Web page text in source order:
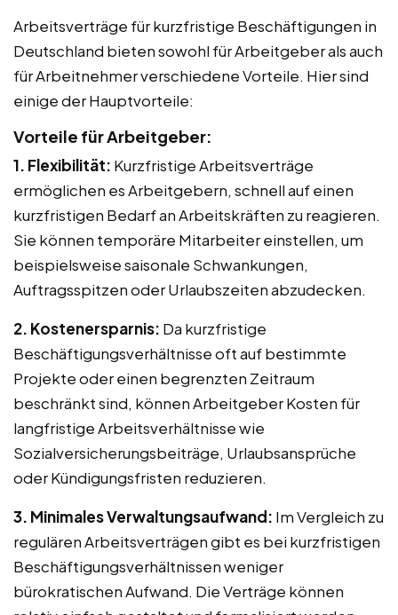
Arbeitsverträge für kurzfristige Beschäftigungen in
Deutschland bieten sowohl für Arbeitgeber als auch
für Arbeitnehmer verschiedene Vorteile. Hier sind
einige der Hauptvorteile:
Vorteile für Arbeitgeber:
1. Flexibilität: Kurzfristige Arbeitsverträge
ermöglichen es Arbeitgebern, schnell auf einen
kurzfristigen Bedarf an Arbeitskräften zu reagieren.
Sie können temporäre Mitarbeiter einstellen, um
beispielsweise saisonale Schwankungen,
Auftragsspitzen oder Urlaubszeiten abzudecken.
2. Kostenersparnis: Da kurzfristige
Beschäftigungsverhältnisse oft auf bestimmte
Projekte oder einen begrenzten Zeitraum
beschränkt sind, können Arbeitgeber Kosten für
langfristige Arbeitsverhältnisse wie
Sozialversicherungsbeiträge, Urlaubsansprüche
oder Kündigungsfristen reduzieren.
3. Minimales Verwaltungsaufwand: Im Vergleich zu
regulären Arbeitsverträgen gibt es bei kurzfristigen
Beschäftigungsverhältnissen weniger
bürokratischen Aufwand. Die Verträge können